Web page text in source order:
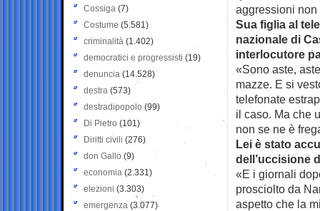
aggressioni non
Sua figlia al
nazionale di
interlocutore
«Sono aste,
mazze. E si
telefonate
il caso. Ma che
non se ne è
Lei è stato
dell’uccisione
«E i giornali
prosciolto da
aspetto che la
Cossiga (7)
Costume (5.581)
criminalità (1.402)
democratici e progressisti (19)
denuncia (14.528)
destra (573)
destradipopolo (99)
Di Pietro (101)
Diritti civili (276)
don Gallo (9)
economia (2.331)
elezioni (3.303)
emergenza (3.077)